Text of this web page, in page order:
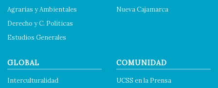
Agrarias y Ambientales
Derecho y C. Políticas
Estudios Generales
Nueva Cajamarca
GLOBAL
Interculturalidad
COMUNIDAD
UCSS en la Prensa